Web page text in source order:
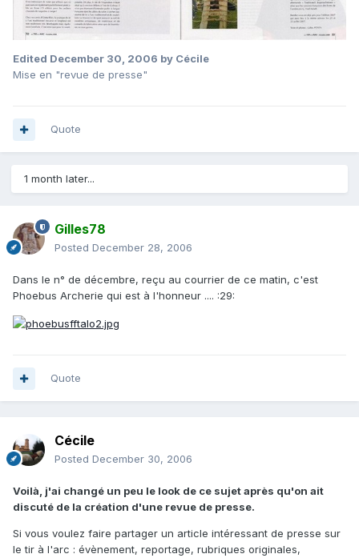
Edited December 30, 2006 by Cécile
Mise en "revue de presse"
Quote
1 month later...
Gilles78
Posted December 28, 2006
Dans le n° de décembre, reçu au courrier de ce matin, c'est
Phoebus Archerie qui est à l'honneur .... :29:
Quote
Cécile
Posted December 30, 2006
Voilà, j'ai changé un peu le look de ce sujet après qu'on ait
discuté de la création d'une revue de presse.
Si vous voulez faire partager un article intéressant de presse sur
le tir à l'arc : évènement, reportage, rubriques originales,